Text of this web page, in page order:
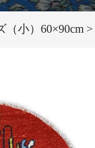
（小）60×90cm